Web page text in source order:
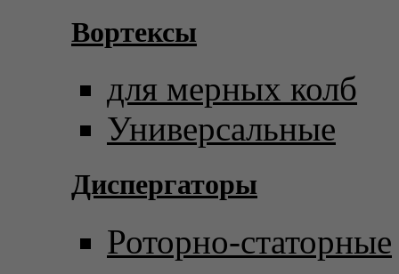
Вортексы
для мерных колб
Универсальные
Диспергаторы
Роторно-статорные